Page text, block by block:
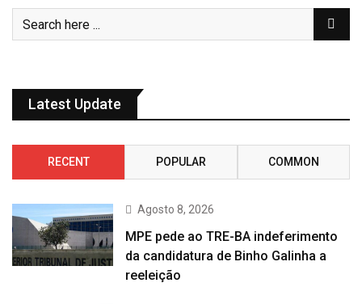
Latest Update
RECENT POPULAR COMMON
Agosto 8, 2026
MPE pede ao TRE-BA indeferimento
da candidatura de Binho Galinha a
reeleição